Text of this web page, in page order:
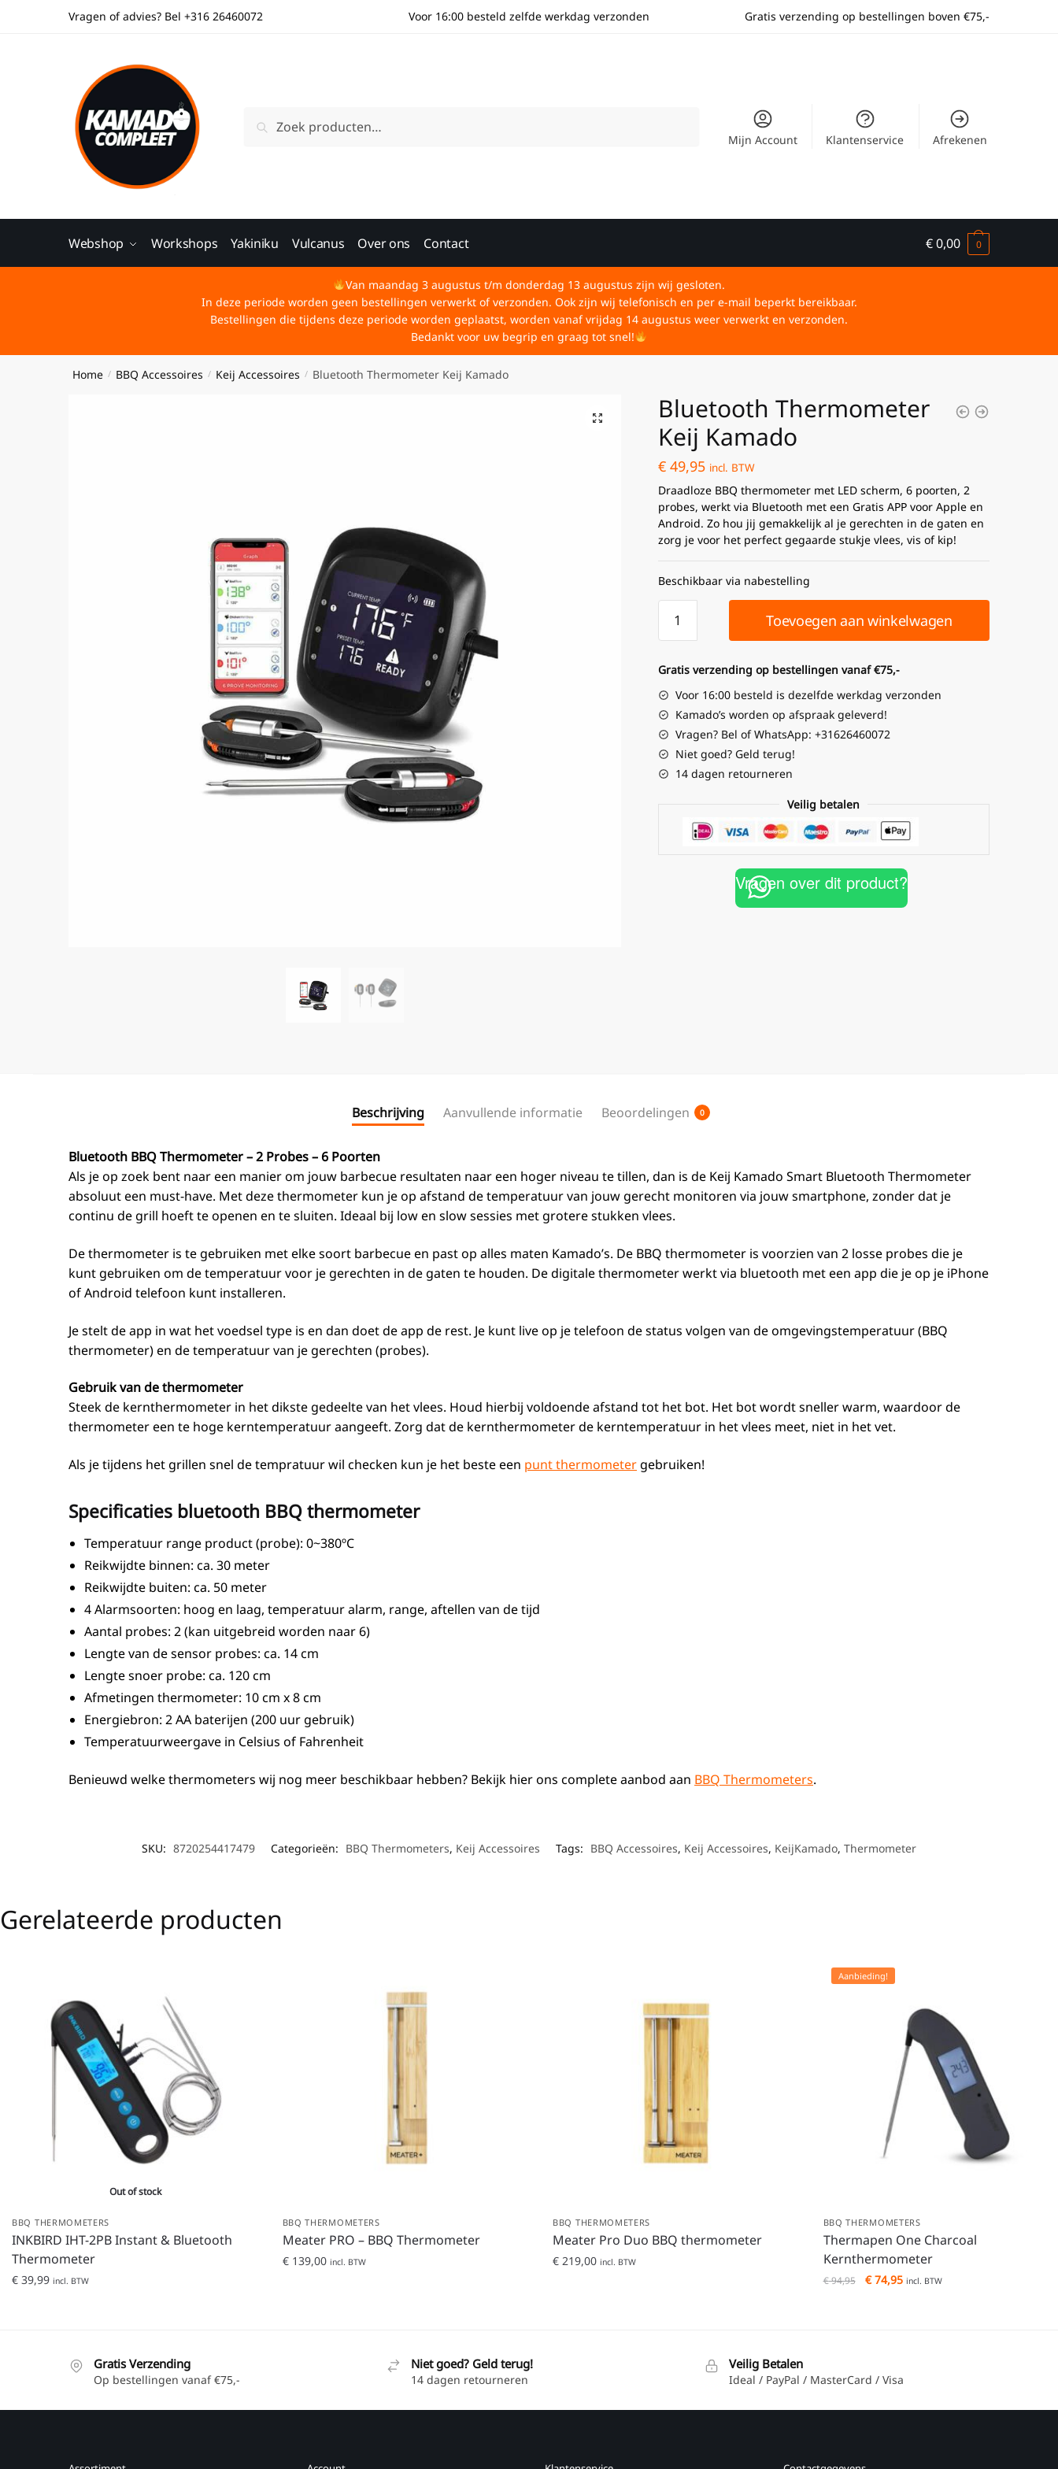
Vragen of advies? Bel +316 26460072 Voor 16:00 besteld zelfde werkdag verzonden Gratis verzending op bestellingen boven €75,-
Zoeken
Mijn Account Klantenservice Afrekenen
Webshop Workshops Yakiniku Vulcanus Over ons Contact €0,00 0
Van maandag 3 augustus t/m donderdag 13 augustus zijn wij gesloten.
In deze periode worden geen bestellingen verwerkt of verzonden. Ook zijn wij telefonisch en per e-mail beperkt bereikbaar.
Bestellingen die tijdens deze periode worden geplaatst, worden vanaf vrijdag 14 augustus weer verwerkt en verzonden.
Bedankt voor uw begrip en graag tot snel!
Home / BBQ Accessoires / Keij Accessoires / Bluetooth Thermometer Keij Kamado
Bluetooth Thermometer
Keij Kamado
€49,95 incl. BTW
Draadloze BBQ thermometer met LED scherm, 6 poorten, 2
probes, werkt via Bluetooth met een Gratis APP voor Apple en
Android. Zo hou jij gemakkelijk al je gerechten in de gaten en
zorg je voor het perfect gegaarde stukje vlees, vis of kip!
Beschikbaar via nabestelling
Toevoegen aan winkelwagen
Gratis verzending op bestellingen vanaf €75,-
Voor 16:00 besteld is dezelfde werkdag verzonden
Kamado’s worden op afspraak geleverd!
Vragen? Bel of WhatsApp: +31626460072
Niet goed? Geld terug!
14 dagen retourneren
Veilig betalen
Vragen over dit product?
Beschrijving Aanvullende informatie Beoordelingen 0
Bluetooth BBQ Thermometer – 2 Probes – 6 Poorten
Als je op zoek bent naar een manier om jouw barbecue resultaten naar een hoger niveau te tillen, dan is de Keij Kamado Smart Bluetooth Thermometer
absoluut een must-have. Met deze thermometer kun je op afstand de temperatuur van jouw gerecht monitoren via jouw smartphone, zonder dat je
continu de grill hoeft te openen en te sluiten. Ideaal bij low en slow sessies met grotere stukken vlees.
De thermometer is te gebruiken met elke soort barbecue en past op alles maten Kamado’s. De BBQ thermometer is voorzien van 2 losse probes die je
kunt gebruiken om de temperatuur voor je gerechten in de gaten te houden. De digitale thermometer werkt via bluetooth met een app die je op je iPhone
of Android telefoon kunt installeren.
Je stelt de app in wat het voedsel type is en dan doet de app de rest. Je kunt live op je telefoon de status volgen van de omgevingstemperatuur (BBQ
thermometer) en de temperatuur van je gerechten (probes).
Gebruik van de thermometer
Steek de kernthermometer in het dikste gedeelte van het vlees. Houd hierbij voldoende afstand tot het bot. Het bot wordt sneller warm, waardoor de
thermometer een te hoge kerntemperatuur aangeeft. Zorg dat de kernthermometer de kerntemperatuur in het vlees meet, niet in het vet.
Als je tijdens het grillen snel de tempratuur wil checken kun je het beste een punt thermometer gebruiken!
Specificaties bluetooth BBQ thermometer
Temperatuur range product (probe): 0~380ºC
Reikwijdte binnen: ca. 30 meter
Reikwijdte buiten: ca. 50 meter
4 Alarmsoorten: hoog en laag, temperatuur alarm, range, aftellen van de tijd
Aantal probes: 2 (kan uitgebreid worden naar 6)
Lengte van de sensor probes: ca. 14 cm
Lengte snoer probe: ca. 120 cm
Afmetingen thermometer: 10 cm x 8 cm
Energiebron: 2 AA baterijen (200 uur gebruik)
Temperatuurweergave in Celsius of Fahrenheit
Benieuwd welke thermometers wij nog meer beschikbaar hebben? Bekijk hier ons complete aanbod aan BBQ Thermometers.
SKU: 8720254417479 Categorieën: BBQ Thermometers, Keij Accessoires Tags: BBQ Accessoires, Keij Accessoires, KeijKamado, Thermometer
Gerelateerde producten
Out of stock
BBQ THERMOMETERS
INKBIRD IHT-2PB Instant & Bluetooth
Thermometer
€ 39,99 incl. BTW
BBQ THERMOMETERS
Meater PRO – BBQ Thermometer
€139,00 incl. BTW
BBQ THERMOMETERS
Meater Pro Duo BBQ thermometer
€ 219,00 incl. BTW
Aanbieding!
BBQ THERMOMETERS
Thermapen One Charcoal
Kernthermometer
€94,95 €74,95 incl. BTW
Gratis Verzending
Op bestellingen vanaf €75,-
Niet goed? Geld terug!
14 dagen retourneren
Veilig Betalen
Ideal / PayPal / MasterCard / Visa